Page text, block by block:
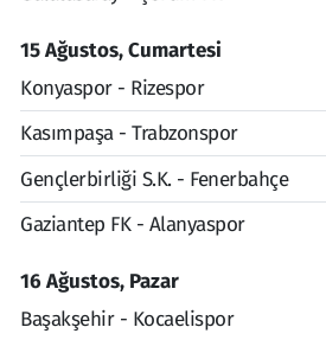
15 Ağustos, Cumartesi
Konyaspor - Rizespor
Kasımpaşa - Trabzonspor
Gençlerbirliği S.K. - Fenerbahçe
Gaziantep FK - Alanyaspor
16 Ağustos, Pazar
Başakşehir - Kocaelispor